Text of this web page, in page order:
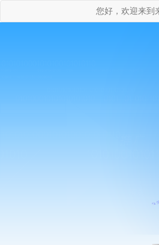
您好，欢迎来到